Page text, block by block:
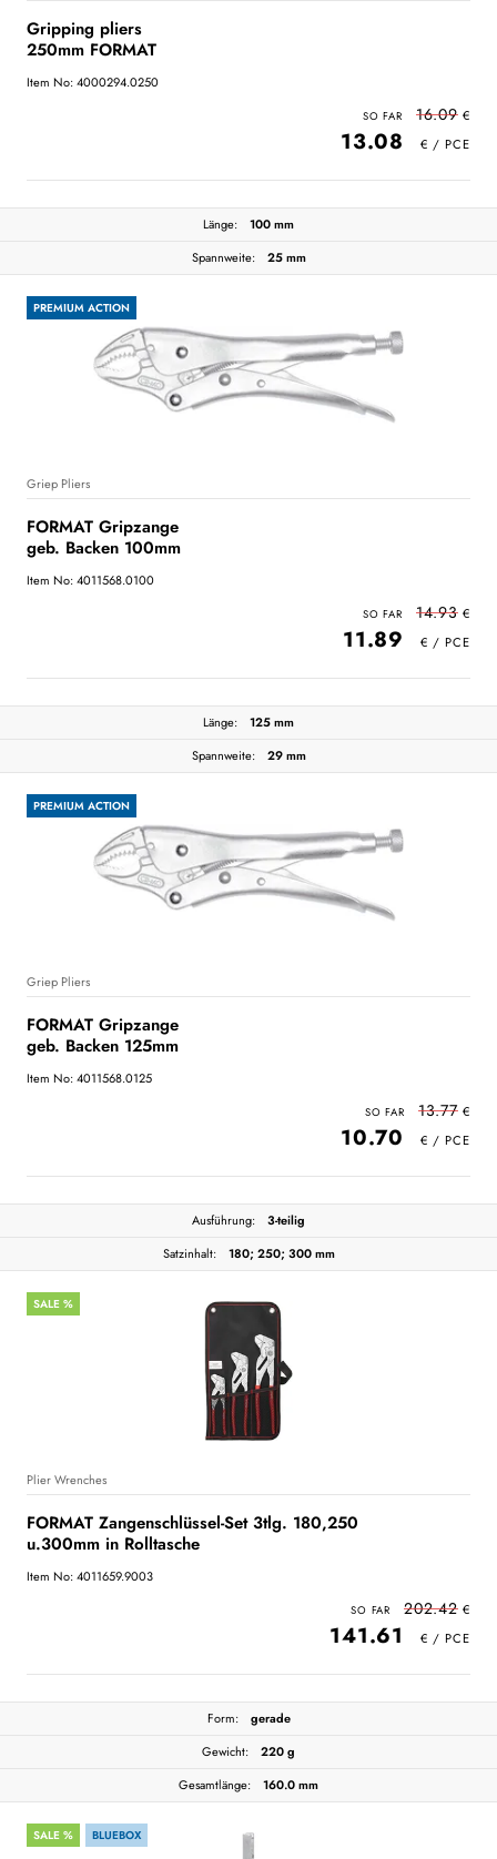
Gripping pliers
250mm FORMAT
Item No: 4000294.0250
16.09
13.08
Länge:
100 mm
Spannweite:
25 mm
PREMIUM ACTION
Griep Pliers
FORMAT Gripzange
geb. Backen 100mm
Item No: 4011568.0100
14.93
11.89
Länge:
125 mm
Spannweite:
29 mm
PREMIUM ACTION
Griep Pliers
FORMAT Gripzange
geb. Backen 125mm
Item No: 4011568.0125
13.77
10.70
Ausführung:
3-teilig
Satzinhalt:
180; 250; 300 mm
SALE %
Plier Wrenches
FORMAT Zangenschlüssel-Set 3tlg. 180,250
u.300mm in Rolltasche
Item No: 4011659.9003
202.42
141.61
Form:
gerade
Gewicht:
220 g
Gesamtlänge:
160.0 mm
SALE % BLUEBOX